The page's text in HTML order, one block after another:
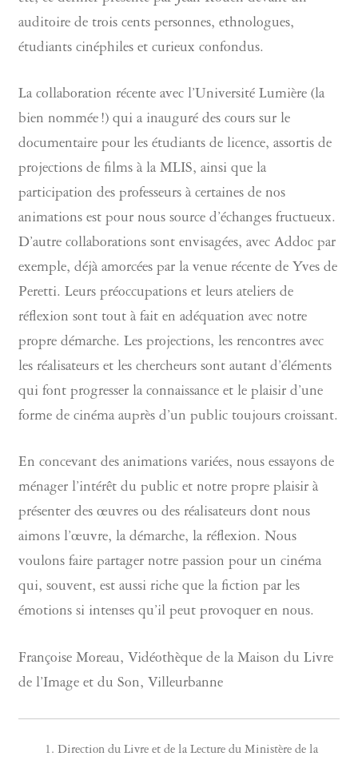
auditoire de trois cents personnes, ethnologues,
étudiants cinéphiles et curieux confondus.
La collaboration récente avec l’Université Lumière (la
bien nommée !) qui a inauguré des cours sur le
documentaire pour les étudiants de licence, assortis de
projections de films à la MLIS, ainsi que la
participation des professeurs à certaines de nos
animations est pour nous source d’échanges fructueux.
D’autre collaborations sont envisagées, avec Addoc par
exemple, déjà amorcées par la venue récente de Yves de
Peretti. Leurs préoccupations et leurs ateliers de
réflexion sont tout à fait en adéquation avec notre
propre démarche. Les projections, les rencontres avec
les réalisateurs et les chercheurs sont autant d’éléments
qui font progresser la connaissance et le plaisir d’une
forme de cinéma auprès d’un public toujours croissant.
En concevant des animations variées, nous essayons de
ménager l’intérêt du public et notre propre plaisir à
présenter des œuvres ou des réalisateurs dont nous
aimons l’œuvre, la démarche, la réflexion. Nous
voulons faire partager notre passion pour un cinéma
qui, souvent, est aussi riche que la fiction par les
émotions si intenses qu’il peut provoquer en nous.
Françoise Moreau, Vidéothèque de la Maison du Livre
de l’Image et du Son, Villeurbanne
Direction du Livre et de la Lecture du Ministère de la